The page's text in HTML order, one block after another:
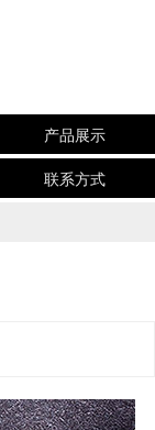
产品展示
联系方式